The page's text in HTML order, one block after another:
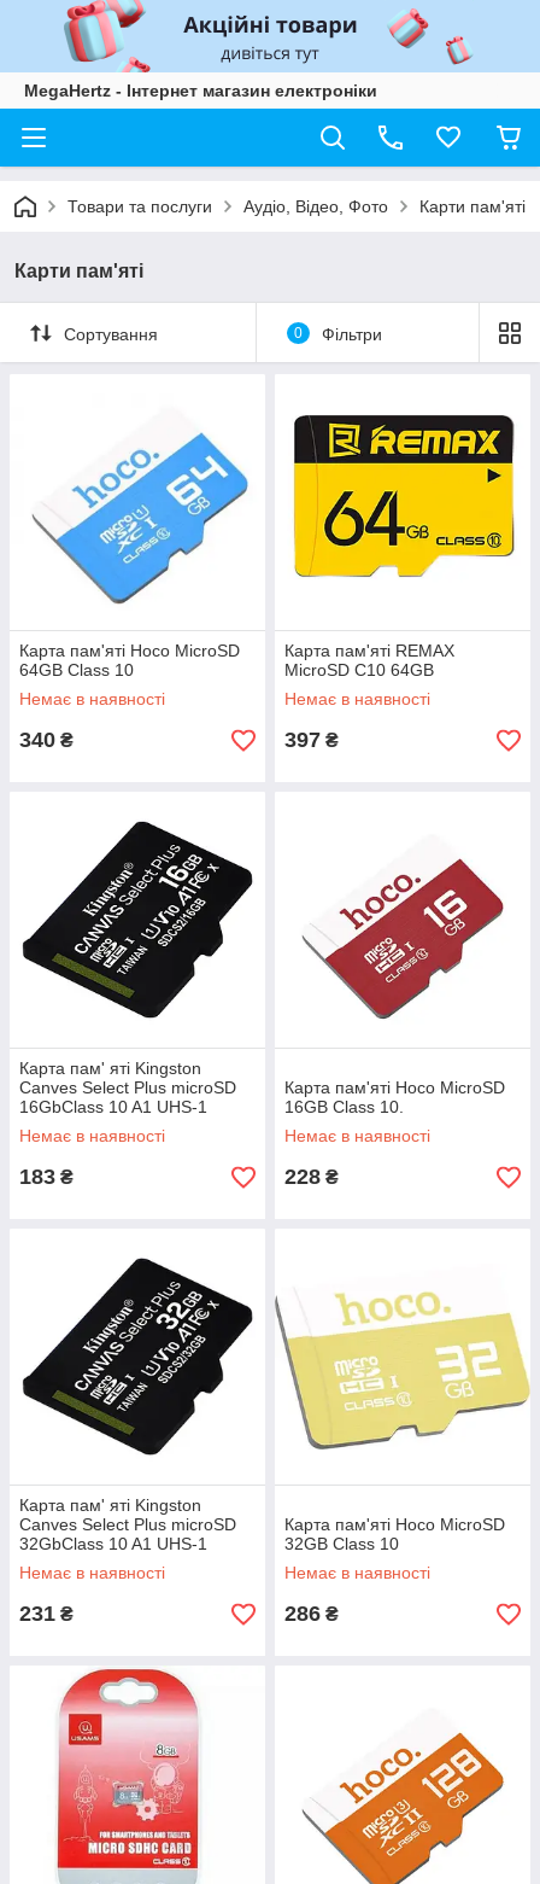
MegaHertz - Інтернет магазин електроніки
Товари та послуги Аудіо, Відео, Фото Карти пам'яті
Карти пам'яті
Сортування 0 Фільтри
Карта пам'яті Hoco MicroSD
64GB Class 10
Немає в наявності
340 ₴
Карта пам'яті REMAX
MicroSD C10 64GB
Немає в наявності
397 ₴
Карта пам' яті Kingston
Canves Select Plus microSD
16GbClass 10 A1 UHS-1
Немає в наявності
183 ₴
Карта пам'яті Hoco MicroSD
16GB Class 10.
Немає в наявності
228 ₴
Карта пам' яті Kingston
Canves Select Plus microSD
32GbClass 10 A1 UHS-1
Немає в наявності
231 ₴
Карта пам'яті Hoco MicroSD
32GB Class 10
Немає в наявності
286 ₴